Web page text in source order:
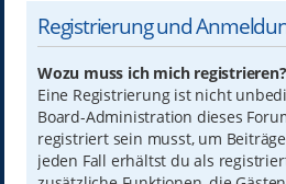
Registrierung und
Wozu muss ich mich registrieren?
Eine Registrierung ist nicht
Board-Administration dieses
registriert sein musst, um
jeden Fall erhältst du als